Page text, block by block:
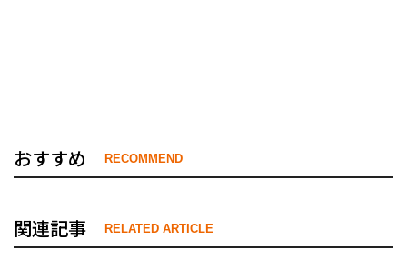
おすすめ RECOMMEND
関連記事 RELATED ARTICLE